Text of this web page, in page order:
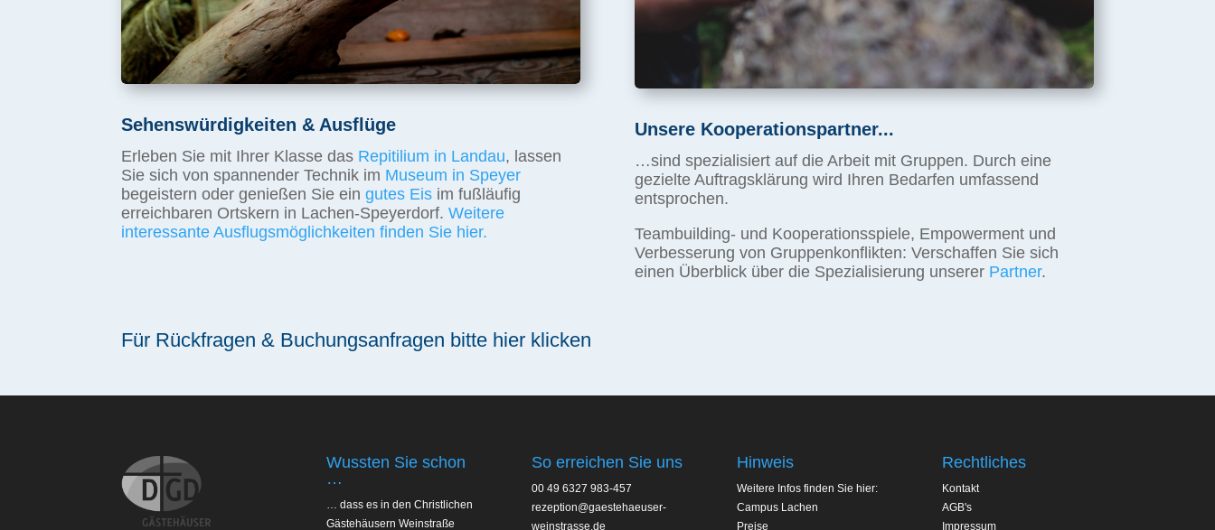
Sehenswürdigkeiten & Ausflüge
Erleben Sie mit Ihrer Klasse das Repitilium in Landau, lassen
Sie sich von spannender Technik im Museum in Speyer
begeistern oder genießen Sie eingutes Eis im fußläufig
erreichbaren Ortskern in Lachen-Speyerdorf.Weitere
interessante Ausflugsmöglichkeiten finden Sie hier.
Unsere Kooperationspartner...
…sind spezialisiert auf die Arbeit mit Gruppen. Durch eine
gezielte Auftragsklärung wird Ihren Bedarfen umfassend
entsprochen.
Teambuilding- und Kooperationsspiele, Empowerment und
Verbesserung von Gruppenkonflikten: Verschaffen Sie sich
einen Überblick über die Spezialisierung unserer Partner.
Für Rückfragen & Buchungsanfragen bitte hier klicken
Wussten Sie schon
…
… dass es in den Christlichen
Gästehäusern Weinstraße
So erreichen Sie uns
00 49 6327 983-457
rezeption@gaestehaeuser-
weinstrasse.de
Hinweis
Weitere Infos finden Sie hier:
Campus Lachen
Preise
Rechtliches
Kontakt
AGB's
Impressum